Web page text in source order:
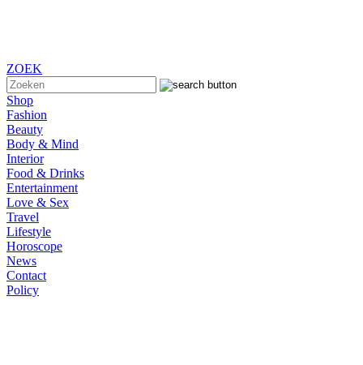
ZOEK
Shop
Fashion
Beauty
Body & Mind
Interior
Food & Drinks
Entertainment
Love & Sex
Travel
Lifestyle
Horoscope
News
Contact
Policy